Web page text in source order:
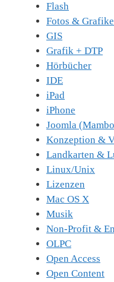
Flash
Fotos &
GIS
Grafik + DTP
Hörbücher
IDE
iPad
iPhone
Joomla
Konzeption &
Landkarten &
Linux/Unix
Lizenzen
Mac OS X
Musik
Non-Profit &
OLPC
Open Access
Open Content